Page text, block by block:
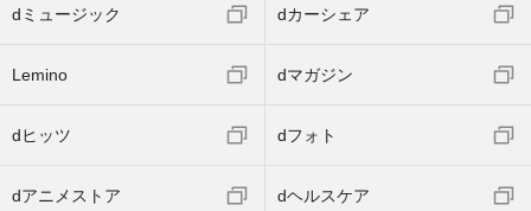
dミュージック dカーシェア
Lemino dマガジン
dヒッツ dフォト
dアニメストア dヘルスケア